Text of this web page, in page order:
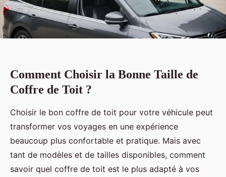
Comment Choisir la Bonne Taille de
Coffre de Toit ?
Choisir le bon coffre de toit pour votre véhicule peut
transformer vos voyages en une expérience
beaucoup plus confortable et pratique. Mais avec
tant de modèles et de tailles disponibles, comment
savoir quel coffre de toit est le plus adapté à vos